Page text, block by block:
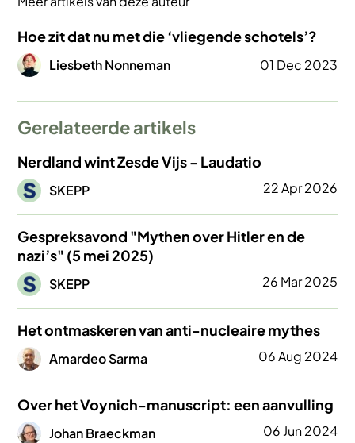
Hoe zit dat nu met die ‘vliegende schotels’?
Afbeelding
Liesbeth Nonneman 01 Dec 2023
Gerelateerde artikels
Nerdland wint Zesde Vijs - Laudatio
Afbeelding
SKEPP 22 Apr 2026
Gespreksavond "Mythen over Hitler en de
nazi’s" (5 mei 2025)
Afbeelding
SKEPP 26 Mar 2025
Het ontmaskeren van anti-nucleaire mythes
Afbeelding
Amardeo Sarma 06 Aug 2024
Over het Voynich-manuscript: een aanvulling
AfbeeldingJohan Braeckman 06 Jun 2024